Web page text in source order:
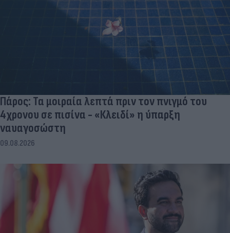
Πάρος: Τα μοιραία λεπτά πριν τον πνιγμό του
4χρονου σε πισίνα - «Κλειδί» η ύπαρξη
ναυαγοσώστη
09.08.2026